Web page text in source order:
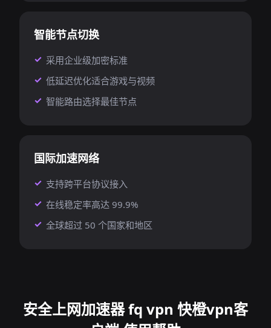
智能节点切换
采用企业级加密标准
低延迟优化适合游戏与视频
智能路由选择最佳节点
国际加速网络
支持跨平台协议接入
在线稳定率高达 99.9%
全球超过 50 个国家和地区
安全上网加速器 fq vpn 快橙vpn客